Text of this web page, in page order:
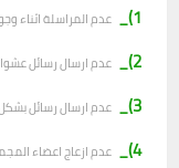
1)_
عدم المراسلة اثناء
2)_ عدم ارسال رسائل
3)_ عدم ارسال رسائل
4)_ عدم ازعاج اعضاء